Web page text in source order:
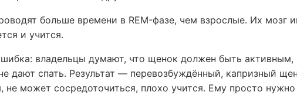
больше времени в REM-фазе, чем взрослые. Их мозг
и учится.
владельцы думают, что щенок должен быть активным,
дают спать. Результат — перевозбуждённый, капризный
не может сосредоточиться, плохо учится. Ему просто нужно